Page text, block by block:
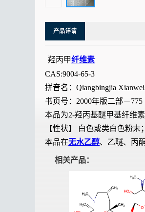
产品详请
羟丙甲纤维素
拼音名：Qiangbingjia
书页号：2000年版二部－775
本品为2-羟丙基醚甲基纤维
【性状】 白色或类白色粉末
本品在无水乙醇、乙醚、丙
相关产品：